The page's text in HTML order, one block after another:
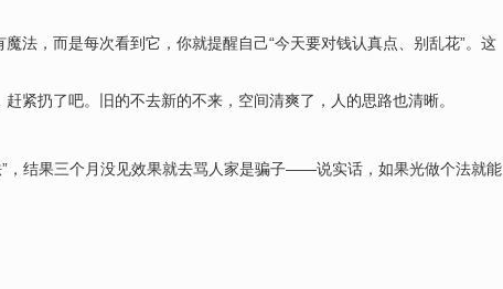
法，而是每次看到它，你就提醒自己“今天要对钱认真点、别乱花”。这
紧扔了吧。旧的不去新的不来，空间清爽了，人的思路也清晰。
，结果三个月没见效果就去骂人家是骗子——说实话，如果光做个法就能